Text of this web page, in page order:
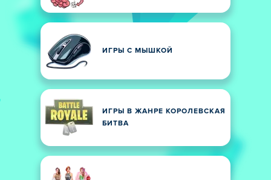
ИГРЫ С МЫШКОЙ
ИГРЫ В ЖАНРЕ КОРОЛЕВСКАЯ
БИТВА